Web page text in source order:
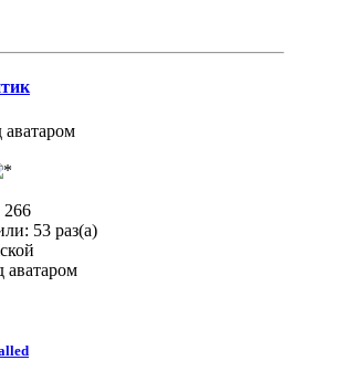
53 раз(а)
аватаром